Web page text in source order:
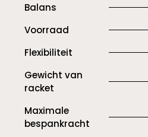
Balans
Voorraad
Flexibiliteit
Gewicht van
racket
Maximale
bespankracht